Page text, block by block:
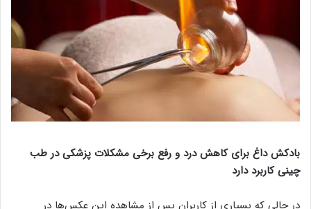
بادکش داغ برای کاهش درد و رفع برخی مشکلات پزشکی در طب
چینی کاربرد دارد